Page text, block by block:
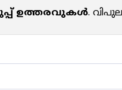
ഉത്തരവുകൾ.